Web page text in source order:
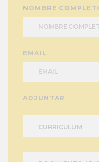
NOMBRE
EMAIL
ADJUNTAR
CURRICULUM